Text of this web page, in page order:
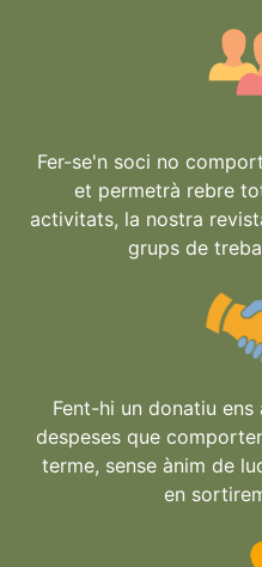
Fer-se'n soci no
et permetrà rebre
activitats, la nostra
grups de
Fent-hi un donatiu
despeses que
terme, sense ànim de
en